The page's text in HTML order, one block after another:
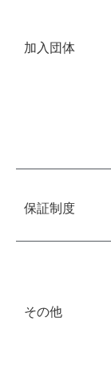
加入団体
保証制度
その他